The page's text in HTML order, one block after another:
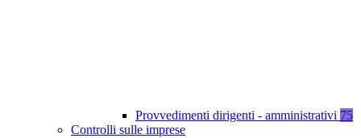
Provvedimenti dirigenti - amministrativi 75
Controlli sulle imprese